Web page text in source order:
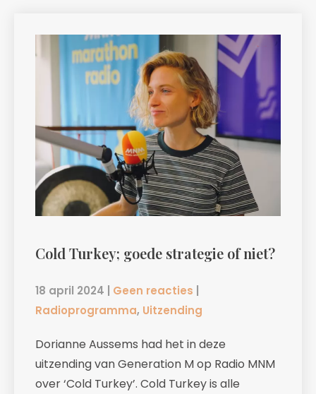
Cold Turkey; goede strategie of niet?
18 april 2024 | Geen reacties |
Radioprogramma, Uitzending
Dorianne Aussems had het in deze
uitzending van Generation M op Radio MNM
over ‘Cold Turkey’. Cold Turkey is alle